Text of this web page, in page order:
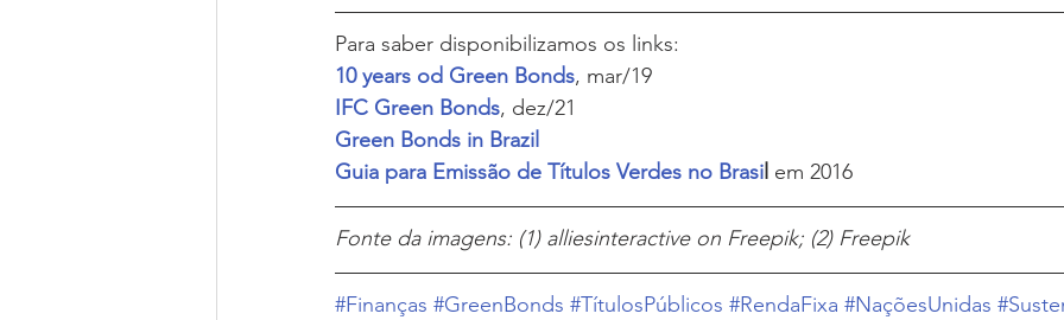
Para saber disponibilizamos os links:
10 years od Green Bonds, mar/19
IFC Green Bonds, dez/21
Green Bonds in Brazil
Guia para Emissão de Títulos Verdes no Brasi em 2016
Fonte da imagens: (1) alliesinteractive on Freepik; (2) Freepik
#Finanças #GreenBonds #TítulosPúblicos #RendaFixa #NaçõesUnidas